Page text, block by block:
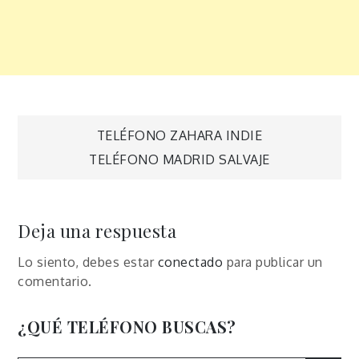
Navegación
entradas
TELÉFONO ZAHARA INDIE
TELÉFONO MADRID SALVAJE
Deja una respuesta
Lo siento, debes estar conectado para publicar un
comentario.
¿QUÉ TELÉFONO BUSCAS?